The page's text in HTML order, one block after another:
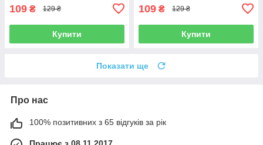
109 ₴ 129 ₴
Купити
109 ₴ 129 ₴
Купити
Показати ще
Про нас
100% позитивних з 65 відгуків за рік
Працює з 08.11.2017